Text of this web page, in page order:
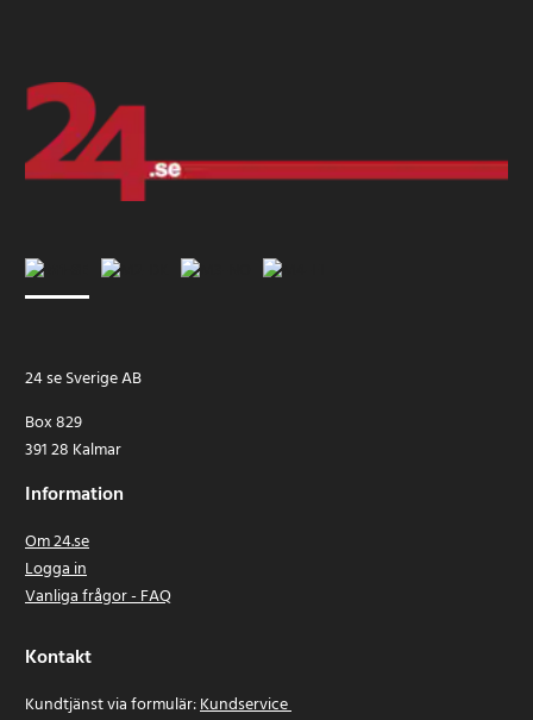
24 se Sverige AB
Box 829
391 28 Kalmar
Information
Om 24.se
Logga in
Vanliga frågor - FAQ
Kontakt
Kundtjänst via formulär:Kundservice